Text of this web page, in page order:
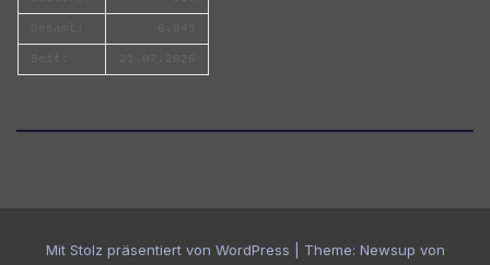
Mit Stolz präsentiert von WordPress Theme: Newsup von